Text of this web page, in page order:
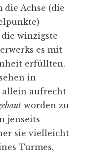
Achse (die
winzigste
es mit
erfüllten.
in
allein aufrecht
worden zu
jenseits
sie vielleicht
Turmes,